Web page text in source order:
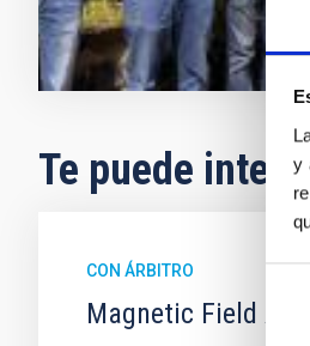
y
Te puede
CON ÁRBITRO
Magnetic Field